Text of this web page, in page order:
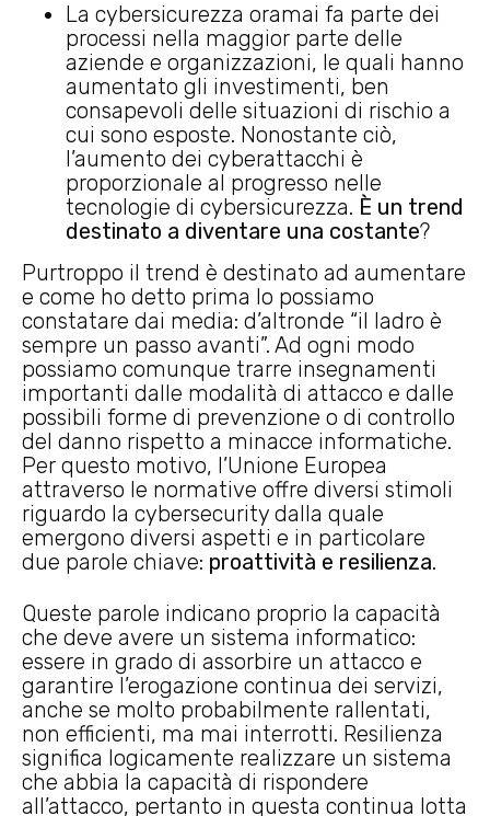
La cybersicurezza oramai fa parte dei
processi nella maggior parte delle
aziende e organizzazioni, le quali hanno
aumentato gli investimenti, ben
consapevoli delle situazioni di rischio a
cui sono esposte. Nonostante ciò,
l’aumento dei cyberattacchi è
proporzionale al progresso nelle
tecnologie di cybersicurezza. È un trend
destinato a diventare una costante?
Purtroppo il trend è destinato ad aumentare
e come ho detto prima lo possiamo
constatare dai media: d’altronde “il ladro è
sempre un passo avanti”. Ad ogni modo
possiamo comunque trarre insegnamenti
importanti dalle modalità di attacco e dalle
possibili forme di prevenzione o di controllo
del danno rispetto a minacce informatiche.
Per questo motivo, l’Unione Europea
attraverso le normative offre diversi stimoli
riguardo la cybersecurity dalla quale
emergono diversi aspetti e in particolare
due parole chiave: proattività e resilienza.
Queste parole indicano proprio la capacità
che deve avere un sistema informatico:
essere in grado di assorbire un attacco e
garantire l’erogazione continua dei servizi,
anche se molto probabilmente rallentati,
non efficienti, ma mai interrotti. Resilienza
significa logicamente realizzare un sistema
che abbia la capacità di rispondere
all’attacco, pertanto in questa continua lotta